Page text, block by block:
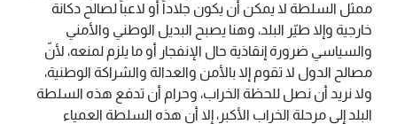
ممثل السلطة لا يمكن أن يكون جلاداً أو لاعباً لصالح دكانة
خارجية وإلا طيّر البلد، وهنا يصبح البديل الوطني والأمني
والسياسي ضرورة إنقاذية حال الإنفجار أو ما يلزم لمنعه، لأنّ
مصالح الدول لا تقوم إلا بالأمن والعدالة والشراكة الوطنية،
ولا نريد أن نصل للحظة الخراب، وحرام أن تدفع هذه السلطة
البلد إلى مرحلة الخراب الأكبر، إلا أن هذه السلطة العمياء